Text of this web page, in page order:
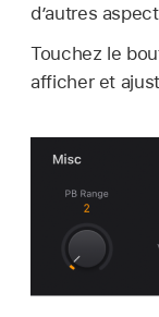
d’autres
Touchez le
afficher et